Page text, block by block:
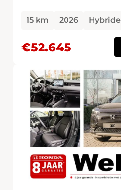
Kilometerstand
Transmissie
Carrosserie
15 km 2026 Hybride
€52.645